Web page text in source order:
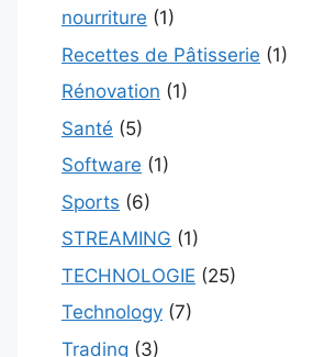
nourriture (1)
Recettes de Pâtisserie (1)
Rénovation (1)
Santé (5)
Software (1)
Sports (6)
STREAMING (1)
TECHNOLOGIE (25)
Technology (7)
Trading (3)